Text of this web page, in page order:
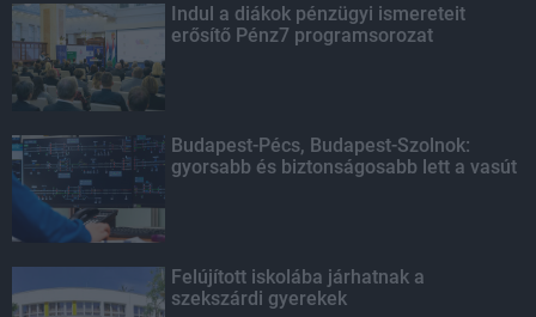
Indul a diákok pénzügyi ismereteit
erősítő Pénz7 programsorozat
Budapest-Pécs, Budapest-Szolnok:
gyorsabb és biztonságosabb lett a vasút
Felújított iskolába járhatnak a
szekszárdi gyerekek